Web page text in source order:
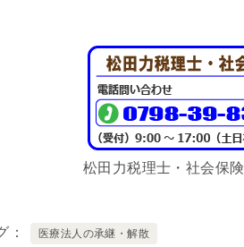
松田力税理士・社会保
医療法人の承継・解散